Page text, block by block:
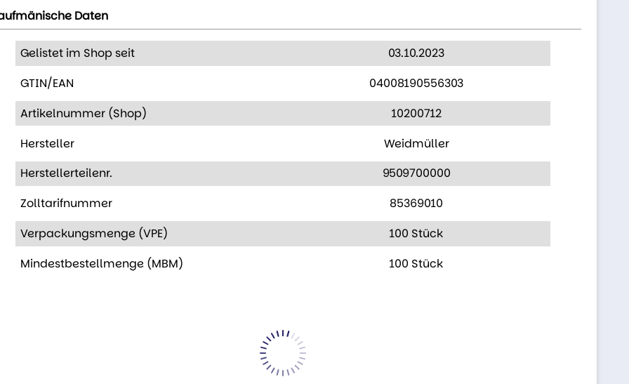
Daten
Gelistet im Shop seit
03.10.2023
GTIN/EAN
04008190556303
Artikelnummer (Shop)
10200712
Hersteller
Weidmüller
Herstellerteilenr.
9509700000
Zolltarifnummer
85369010
Verpackungsmenge (VPE)
100 Stück
Mindestbestellmenge (MBM)
100 Stück